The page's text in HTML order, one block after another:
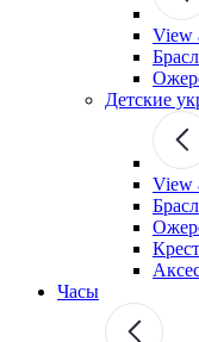
View
Детские
View
Часы